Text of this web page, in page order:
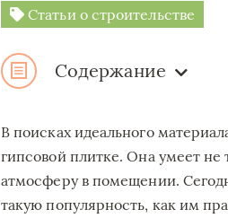
Статьи о строительстве
Содержание
В поисках идеального
гипсовой плитке. Она умеет не
атмосферу в помещении.
такую популярность, как им